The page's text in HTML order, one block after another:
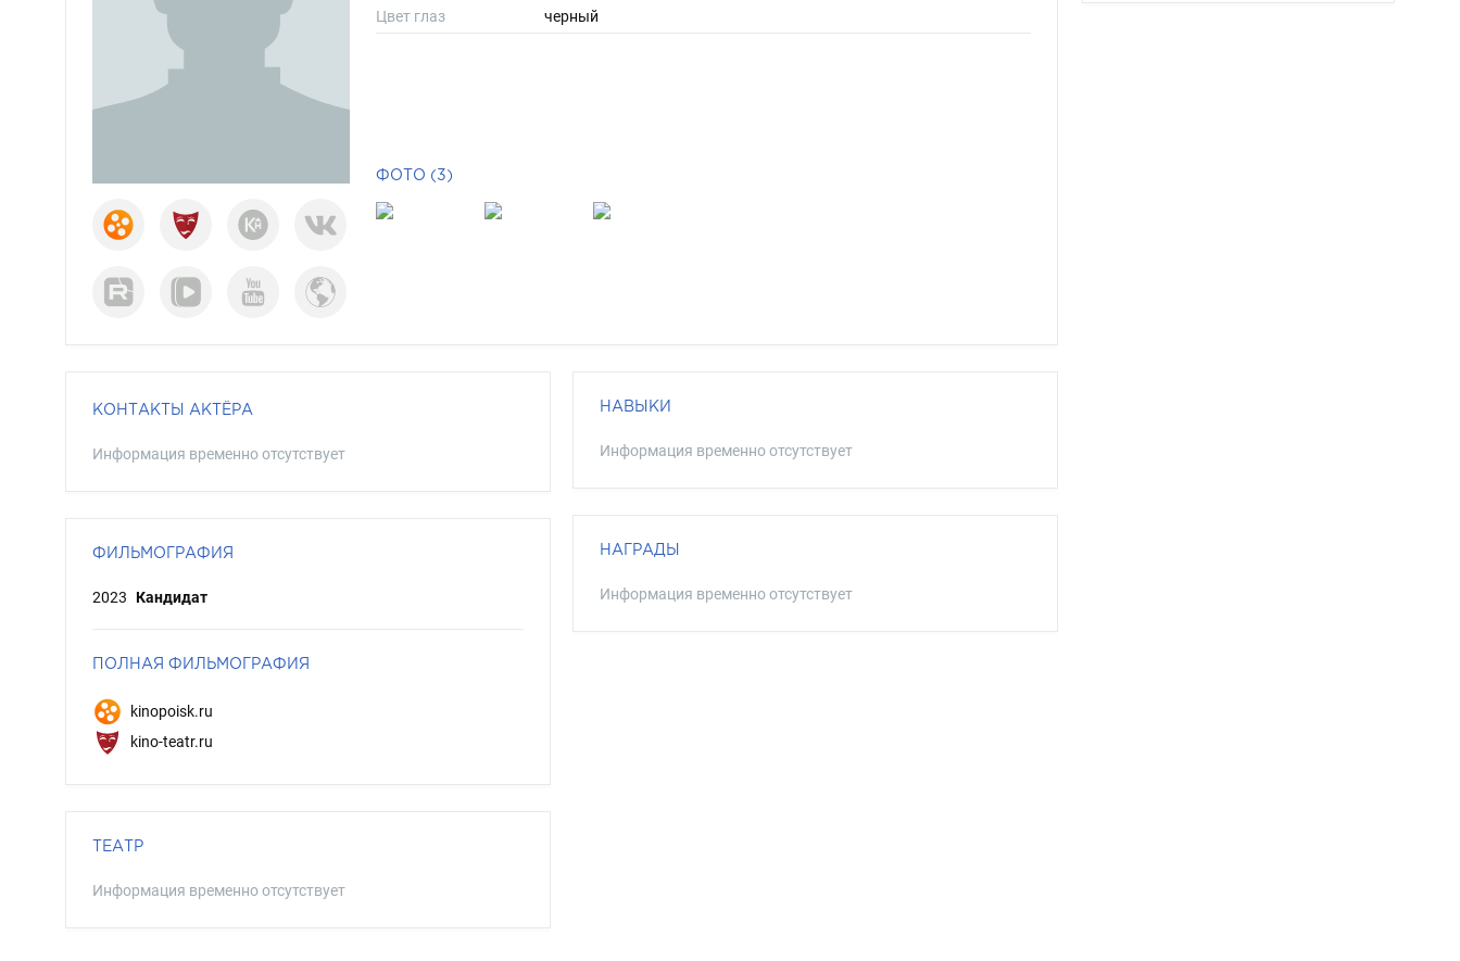
Цвет глаз
черный
ФОТО (3)
КОНТАКТЫ АКТЁРА
Информация временно отсутствует
ФИЛЬМОГРАФИЯ
2023 Кандидат
ПОЛНАЯ ФИЛЬМОГРАФИЯ
kinopoisk.ru
kino-teatr.ru
ТЕАТР
Информация временно отсутствует
НАВЫКИ
Информация временно отсутствует
НАГРАДЫ
Информация временно отсутствует